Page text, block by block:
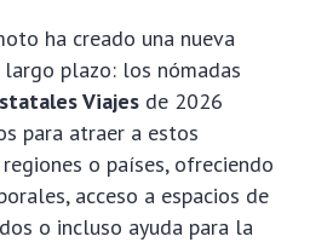
ha creado una nueva
plazo: los nómadas
Viajes de 2026
para atraer a estos
o países, ofreciendo
acceso a espacios de
o incluso ayuda para la